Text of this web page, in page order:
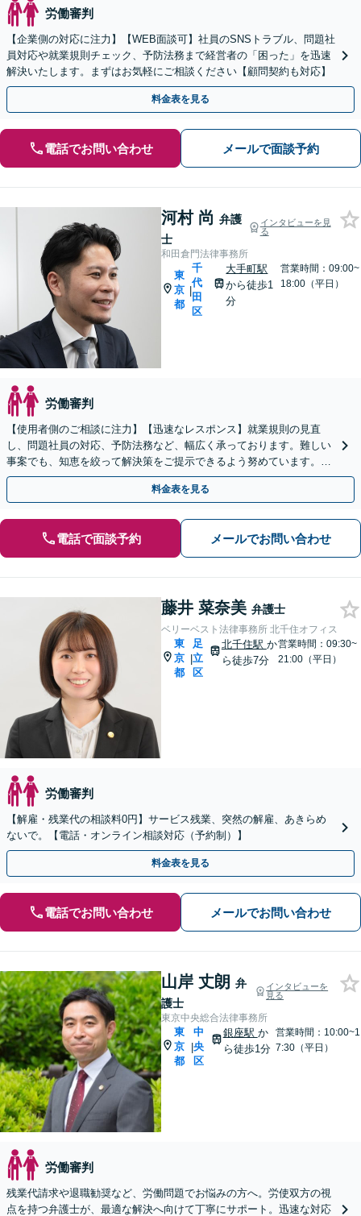
労働審判
【企業側の対応に注力】【WEB面談可】社員のSNSトラブル、問題社
員対応や就業規則チェック、予防法務まで経営者の「困った」を迅速
解決いたします。まずはお気軽にご相談ください【顧問契約も対応】
料金表を見る
電話でお問い合わせ メールで面談予約
河村 尚 弁護
士
インタビューを見
る
和田倉門法律事務所
東
京
都
|
千
代
田
区
大手町駅
から徒歩1
分
営業時間：09:00~
18:00（平日）
労働審判
【使用者側のご相談に注力】【迅速なレスポンス】就業規則の見直
し、問題社員の対応、予防法務など、幅広く承っております。難しい
事案でも、知恵を絞って解決策をご提示できるよう努めています。ぜ
ひご相談ください。
料金表を見る
電話で面談予約 メールでお問い合わせ
藤井 菜奈美 弁護士
ベリーベスト法律事務所 北千住オフィス
東
京
都
|
足
立
区
北千住駅 か
ら徒歩7分
営業時間：09:30~
21:00（平日）
労働審判
【解雇・残業代の相談料0円】サービス残業、突然の解雇、あきらめ
ないで。【電話・オンライン相談対応（予約制）】
料金表を見る
電話でお問い合わせ メールでお問い合わせ
山岸 丈朗 弁
護士
インタビューを
見る
東京中央総合法律事務所
東
京
都
|
中
央
区
銀座駅 か
ら徒歩1分
営業時間：10:00~1
7:30（平日）
労働審判
残業代請求や退職勧奨など、労働問題でお悩みの方へ。労使双方の視
点を持つ弁護士が、最適な解決へ向けて丁寧にサポート。迅速な対応